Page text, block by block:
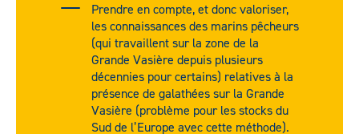
Prendre en compte, et donc valoriser,
les connaissances des marins pêcheurs
(qui travaillent sur la zone de la
Grande Vasière depuis plusieurs
décennies pour certains) relatives à la
présence de galathées sur la Grande
Vasière (problème pour les stocks du
Sud de l’Europe avec cette méthode).